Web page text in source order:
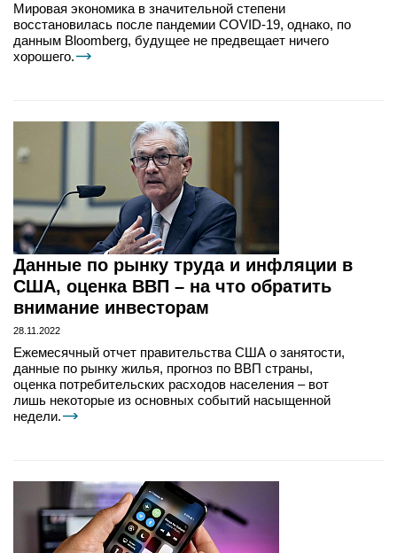
Мировая экономика в значительной степени
восстановилась после пандемии COVID-19, однако, по
данным Bloomberg, будущее не предвещает ничего
хорошего.
Данные по рынку труда и инфляции в
США, оценка ВВП – на что обратить
внимание инвесторам
28.11.2022
Ежемесячный отчет правительства США о занятости,
данные по рынку жилья, прогноз по ВВП страны,
оценка потребительских расходов населения – вот
лишь некоторые из основных событий насыщенной
недели.